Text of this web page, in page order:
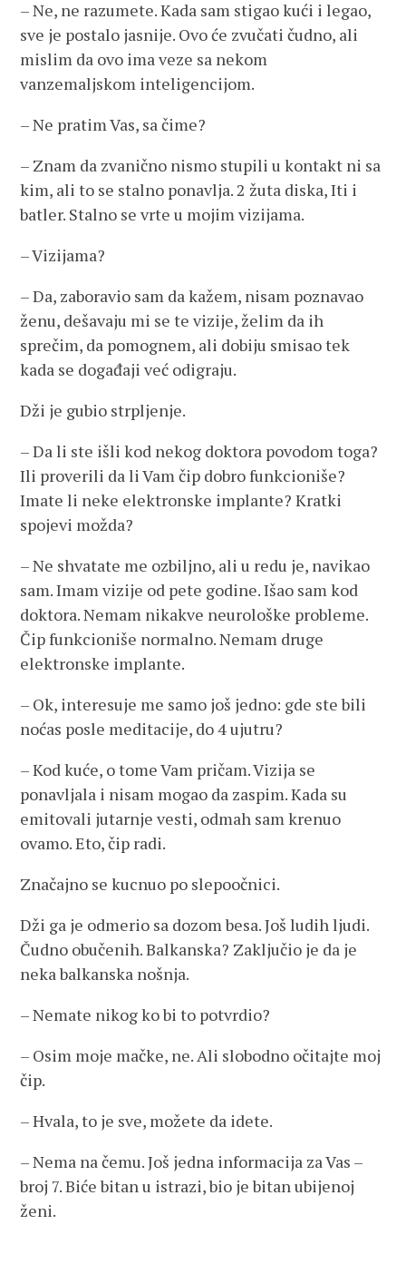
– Ne, ne razumete. Kada sam stigao kući i legao,
sve je postalo jasnije. Ovo će zvučati čudno, ali
mislim da ovo ima veze sa nekom
vanzemaljskom inteligencijom.
– Ne pratim Vas, sa čime?
– Znam da zvanično nismo stupili u kontakt ni sa
kim, ali to se stalno ponavlja. 2 žuta diska, Iti i
batler. Stalno se vrte u mojim vizijama.
– Vizijama?
– Da, zaboravio sam da kažem, nisam poznavao
ženu, dešavaju mi se te vizije, želim da ih
sprečim, da pomognem, ali dobiju smisao tek
kada se događaji već odigraju.
Dži je gubio strpljenje.
– Da li ste išli kod nekog doktora povodom toga?
Ili proverili da li Vam čip dobro funkcioniše?
Imate li neke elektronske implante? Kratki
spojevi možda?
– Ne shvatate me ozbiljno, ali u redu je, navikao
sam. Imam vizije od pete godine. Išao sam kod
doktora. Nemam nikakve neurološke probleme.
Čip funkcioniše normalno. Nemam druge
elektronske implante.
– Ok, interesuje me samo još jedno: gde ste bili
noćas posle meditacije, do 4 ujutru?
– Kod kuće, o tome Vam pričam. Vizija se
ponavljala i nisam mogao da zaspim. Kada su
emitovali jutarnje vesti, odmah sam krenuo
ovamo. Eto, čip radi.
Značajno se kucnuo po slepoočnici.
Dži ga je odmerio sa dozom besa. Još ludih ljudi.
Čudno obučenih. Balkanska? Zaključio je da je
neka balkanska nošnja.
– Nemate nikog ko bi to potvrdio?
– Osim moje mačke, ne. Ali slobodno očitajte moj
čip.
– Hvala, to je sve, možete da idete.
– Nema na čemu. Još jedna informacija za Vas –
broj 7. Biće bitan u istrazi, bio je bitan ubijenoj
ženi.